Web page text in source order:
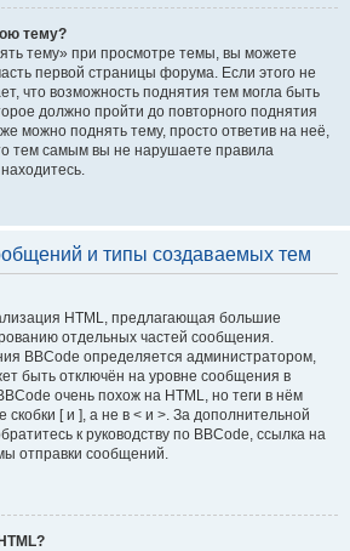
тему?
тему» при просмотре темы, вы можете
первой страницы форума. Если этого не
что возможность поднятия тем могла быть
должно пройти до повторного поднятия
можно поднять тему, просто ответив на неё,
тем самым вы не нарушаете правила
и типы создаваемых тем
HTML, предлагающая большие
отдельных частей сообщения.
BBCode определяется администратором,
быть отключён на уровне сообщения в
очень похож на HTML, но теги в нём
скобки [ и ], а не в < и >. За дополнительной
к руководству по BBCode, ссылка на
отправки сообщений.